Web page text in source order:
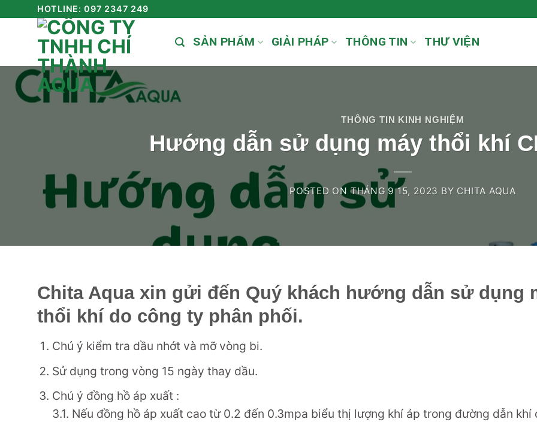
content
HOTLINE: 097 2347 249
SẢN PHẨM GIẢI PHÁP THÔNG TIN THƯ VIỆN
THÔNG TIN KINH NGHIỆM
Hướng dẫn sử dụng máy thổi khí
POSTED ONTHÁNG 9 15, 2023 BY CHITA AQUA
Chita Aqua xin gửi đến Quý khách hướng dẫn sử dụng
thổi khí do công ty phân phối.
Chú ý kiểm tra dầu nhớt và mỡ vòng bi.
Sử dụng trong vòng 15 ngày thay dầu.
Chú ý đồng hồ áp xuất :
3.1. Nếu đồng hồ áp xuất cao từ 0.2 đến 0.3mpa biểu thị lượng khí áp trong đường dẫn khí